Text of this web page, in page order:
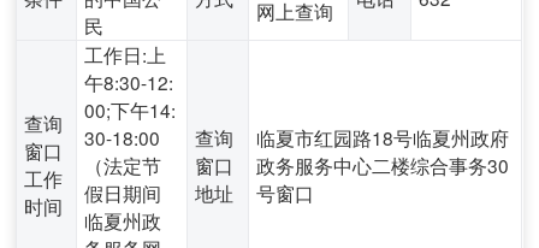
民
网上查询
查询
窗口
工作
时间
工作日:上
午8:30-12:
00;下午14:
30-18:00
（法定节
假日期间
临夏州政
查询
窗口
地址
临夏市红园路18号临夏州政府
政务服务中心二楼综合事务30
号窗口